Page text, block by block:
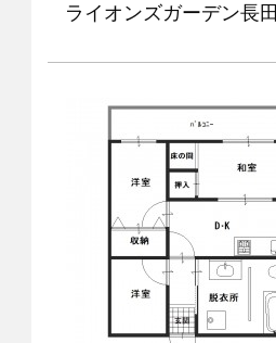
ライオンズガーデン長田